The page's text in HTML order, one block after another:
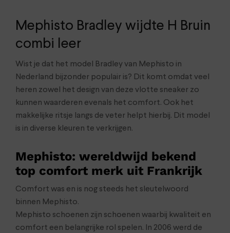
Mephisto Bradley wijdte H Bruin
combi leer
Wist je dat het model Bradley van Mephisto in
Nederland bijzonder populair is? Dit komt omdat veel
heren zowel het design van deze vlotte sneaker zo
kunnen waarderen evenals het comfort. Ook het
makkelijke ritsje langs de veter helpt hierbij. Dit model
is in diverse kleuren te verkrijgen.
Mephisto: wereldwijd bekend
top comfort merk uit Frankrijk
Comfort was en is nog steeds het sleutelwoord
binnen Mephisto.
Mephisto schoenen zijn schoenen waarbij kwaliteit en
comfort een belangrijke rol spelen. In 2006 werd de